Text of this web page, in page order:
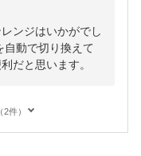
ンジはいかがでし
自動で切り換えて
だと思います。
件）